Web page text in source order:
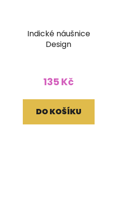
Indické náušnice
Design
135 Kč
DO KOŠÍKU